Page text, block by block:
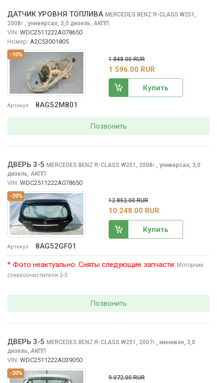
-10%
Артикул 8AG52M801
ДАТЧИК УРОВНЯ ТОПЛИВА MERCEDES BENZ R-CLASS W251,
2008г., универсал, 3,0 дизель, АКПП
VIN: WDC2511222A078650
Номер: A2C53001805
1 848.00 RUR
1 596.00 RUR
Купить
Позвонить
-20%
Артикул 8AG52GF01
ДВЕРЬ 3-5 MERCEDES BENZ R-CLASS W251, 2008г., универсал, 3,0
дизель, АКПП
VIN: WDC2511222A078650
12 852.00 RUR
10 248.00 RUR
Купить
* Фото неактуально. Сняты следующие запчасти: Моторчик
стеклоочиcтителя 3-5
Позвонить
-20%
ДВЕРЬ 3-5 MERCEDES BENZ R-CLASS W251, 2007г., минивэн, 3,0
дизель, АКПП
VIN: WDC2511222A039050
9 072.00 RUR